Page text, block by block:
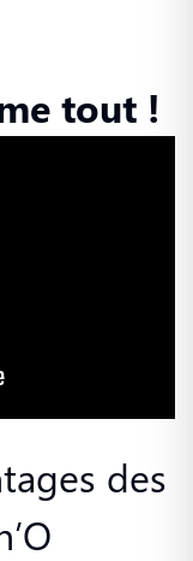
tout !
des